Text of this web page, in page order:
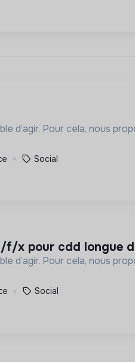
d’agir. Pour cela, nous
Social
f/x pour cdd longue
d’agir. Pour cela, nous
Social